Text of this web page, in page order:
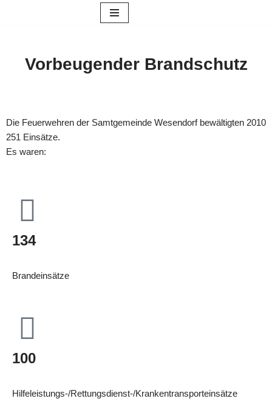
springen
Vorbeugender Brandschutz
Die Feuerwehren der Samtgemeinde Wesendorf bewältigten 2010
251 Einsätze.
Es waren:
134
Brandeinsätze
100
Hilfeleistungs-/Rettungsdienst-/Krankentransporteinsätze